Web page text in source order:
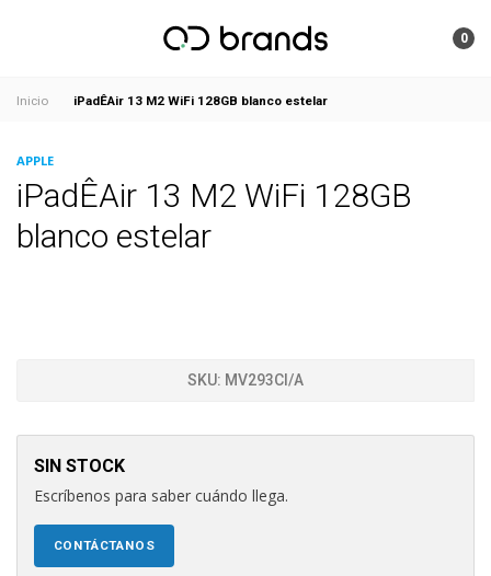
0
Inicio iPadÊAir 13 M2 WiFi 128GB blanco estelar
APPLE
iPadÊAir 13 M2 WiFi 128GB
blanco estelar
SKU: MV293CI/A
SIN STOCK
Escríbenos para saber cuándo llega.
CONTÁCTANOS